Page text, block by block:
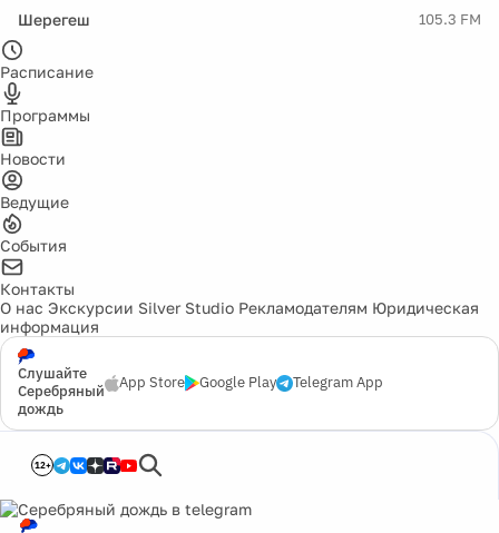
Шерегеш 105.3 FM
Расписание
Программы
Новости
Ведущие
События
Контакты
О нас Экскурсии Silver Studio Рекламодателям Юридическая
информация
Слушайте
Серебряный
дождь
App Store Google Play Telegram App
12+